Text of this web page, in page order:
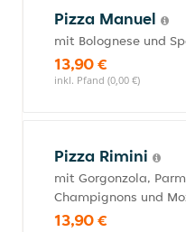
Pizza Manuel
mit Bolognese und
13,90 €
inkl. Pfand (0,00 €)
Pizza Rimini
mit Gorgonzola,
Champignons und
13,90 €